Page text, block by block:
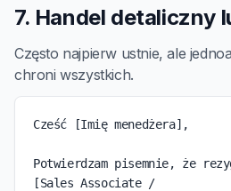
7. Handel detaliczny
Często najpierw ustnie, ale
chroni wszystkich.
Cześć [Imię menedżera],
Potwierdzam pisemnie, że
[Sales Associate /